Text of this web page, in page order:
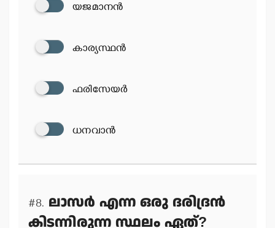
യജമാനന്‍
കാര്യസ്ഥന്‍
ഫരിസേയര്‍
ധനവാന്‍
#8. ലാസര്‍ എന്ന ഒരു ദരിദ്രന്‍
കിടന്നിരുന്ന സ്ഥലം ഏത്?